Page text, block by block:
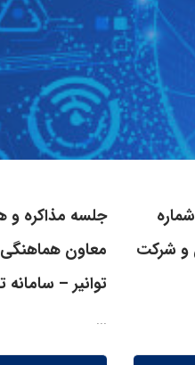
و شرکت
جلسه مذاکره و
معاون
توانیر – سامانه
...